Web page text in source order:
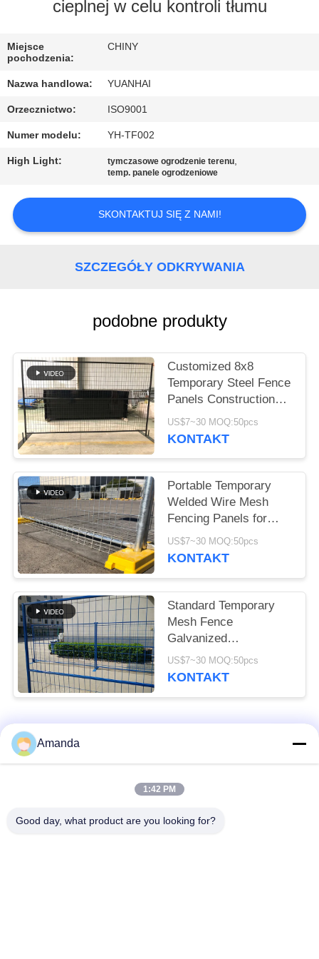
KONTROLA
SKONTAKTUJ
SIĘ
NAMI
AKTUALNOŚCI
WYCENĘ
SITEMAP
PRIVACY
POLICY
cieplnej w celu kontroli tłumu
Miejsce
pochodzenia:
CHINY
Nazwa handlowa: YUANHAI
Orzecznictwo: ISO9001
Numer modelu: YH-TF002
High Light: tymczasowe ogrodzenie terenu,
temp. panele ogrodzeniowe
SKONTAKTUJ SIĘ Z NAMI!
SZCZEGÓŁY ODKRYWANIA
podobne produkty
Customized 8x8
Temporary Steel Fence
Panels Construction
protection
US$7~30 MOQ:50pcs
KONTAKT
Portable Temporary
Welded Wire Mesh
Fencing Panels for
Events
US$7~30 MOQ:50pcs
KONTAKT
Standard Temporary
Mesh Fence
Galvanized
Construction Fencing
US$7~30 MOQ:50pcs
KONTAKT
popularne kategorie
Metalowe opakowanie
Amanda
1:42 PM
Good day, what product are you looking for?